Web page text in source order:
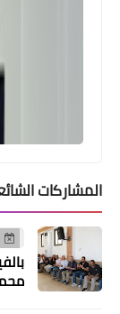
فرن
المشاركات